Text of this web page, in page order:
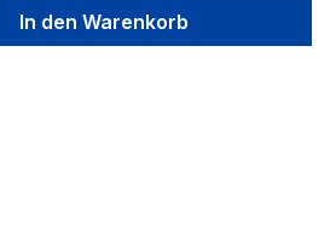
gewünschten Wert
In den Warenkorb